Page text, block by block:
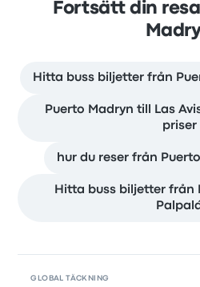
Fortsätt din
Hitta buss biljetter från
Puerto Madryn till Las
priser
hur du reser från
Hitta buss biljetter från
GLOBAL TÄCKNING